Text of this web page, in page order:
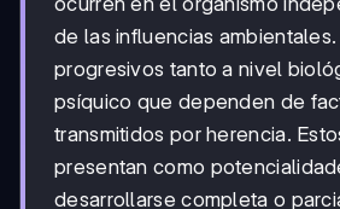
de las influencias
progresivos tanto a nivel
psíquico que dependen de
transmitidos por herencia.
presentan como
desarrollarse completa o